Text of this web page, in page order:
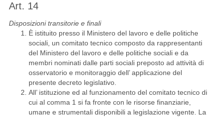
Art. 14
Disposizioni transitorie e finali
È istituito presso il Ministero del lavoro e delle politiche
sociali, un comitato tecnico composto da rappresentanti
del Ministero del lavoro e delle politiche sociali e da
membri nominati dalle parti sociali preposto ad attività di
osservatorio e monitoraggio dell’ applicazione del
presente decreto legislativo.
All’ istituzione ed al funzionamento del comitato tecnico di
cui al comma 1 si fa fronte con le risorse finanziarie,
umane e strumentali disponibili a legislazione vigente. La